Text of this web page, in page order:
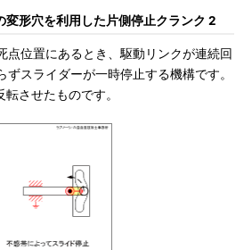
変形穴を利用した片側停止クランク 2
位置にあるとき、駆動リンクが連続回
スライダーが一時停止する機構です。
させたものです。